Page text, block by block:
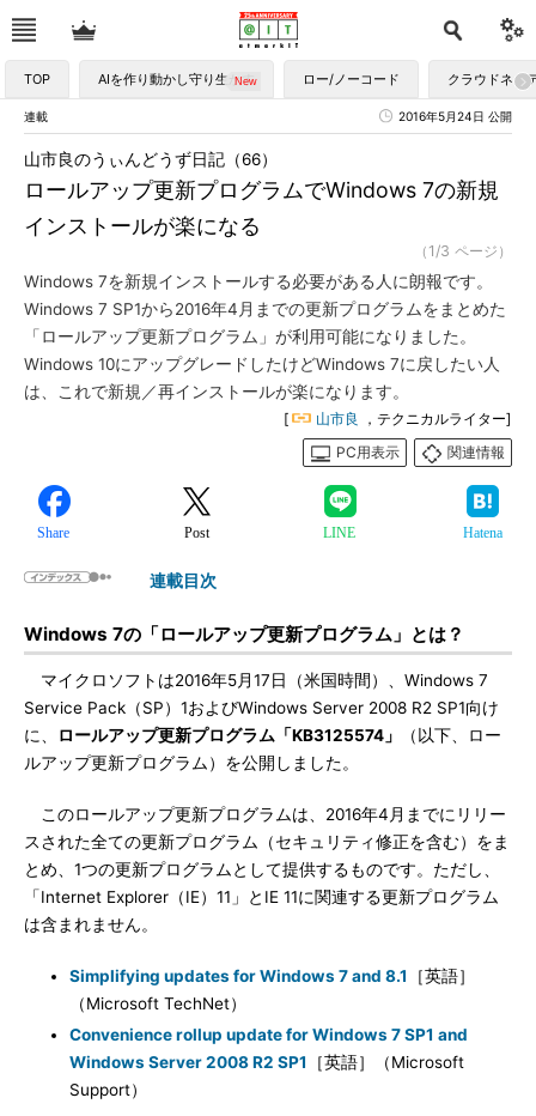
TOP AIを作り動かし守り生かす ロー/ノーコード クラウドネイ
連載 2016年5月24日 公開
ロールアップ更新プログラムでWindows 7の新規
インストールが楽になる
山市良のうぃんどうず日記（66）
（1/3 ページ）
Windows 7を新規インストールする必要がある人に朗報です。
Windows 7 SP1から2016年4月までの更新プログラムをまとめた
「ロールアップ更新プログラム」が利用可能になりました。
Windows 10にアップグレードしたけどWindows 7に戻したい人
は、これで新規／再インストールが楽になります。
[ 山市良
，テクニカルライター]
PC用表示
関連情報
Share Post LINE Hatena
連載目次
Windows 7の「ロールアップ更新プログラム」とは？
マイクロソフトは2016年5月17日（米国時間）、Windows 7
Service Pack（SP）1およびWindows Server 2008 R2 SP1向け
に、
ロールアップ更新プログラム「KB3125574」
（以下、ロー
ルアップ更新プログラム）を公開しました。
このロールアップ更新プログラムは、2016年4月までにリリー
スされた全ての更新プログラム（セキュリティ修正を含む）をま
とめ、1つの更新プログラムとして提供するものです。ただし、
「Internet Explorer（IE）11」とIE 11に関連する更新プログラム
は含まれません。
Simplifying updates for Windows 7 and 8.1
［英語］
（Microsoft TechNet）
Convenience rollup update for Windows 7 SP1 and
Windows Server 2008 R2 SP1
［英語］（Microsoft
Support）